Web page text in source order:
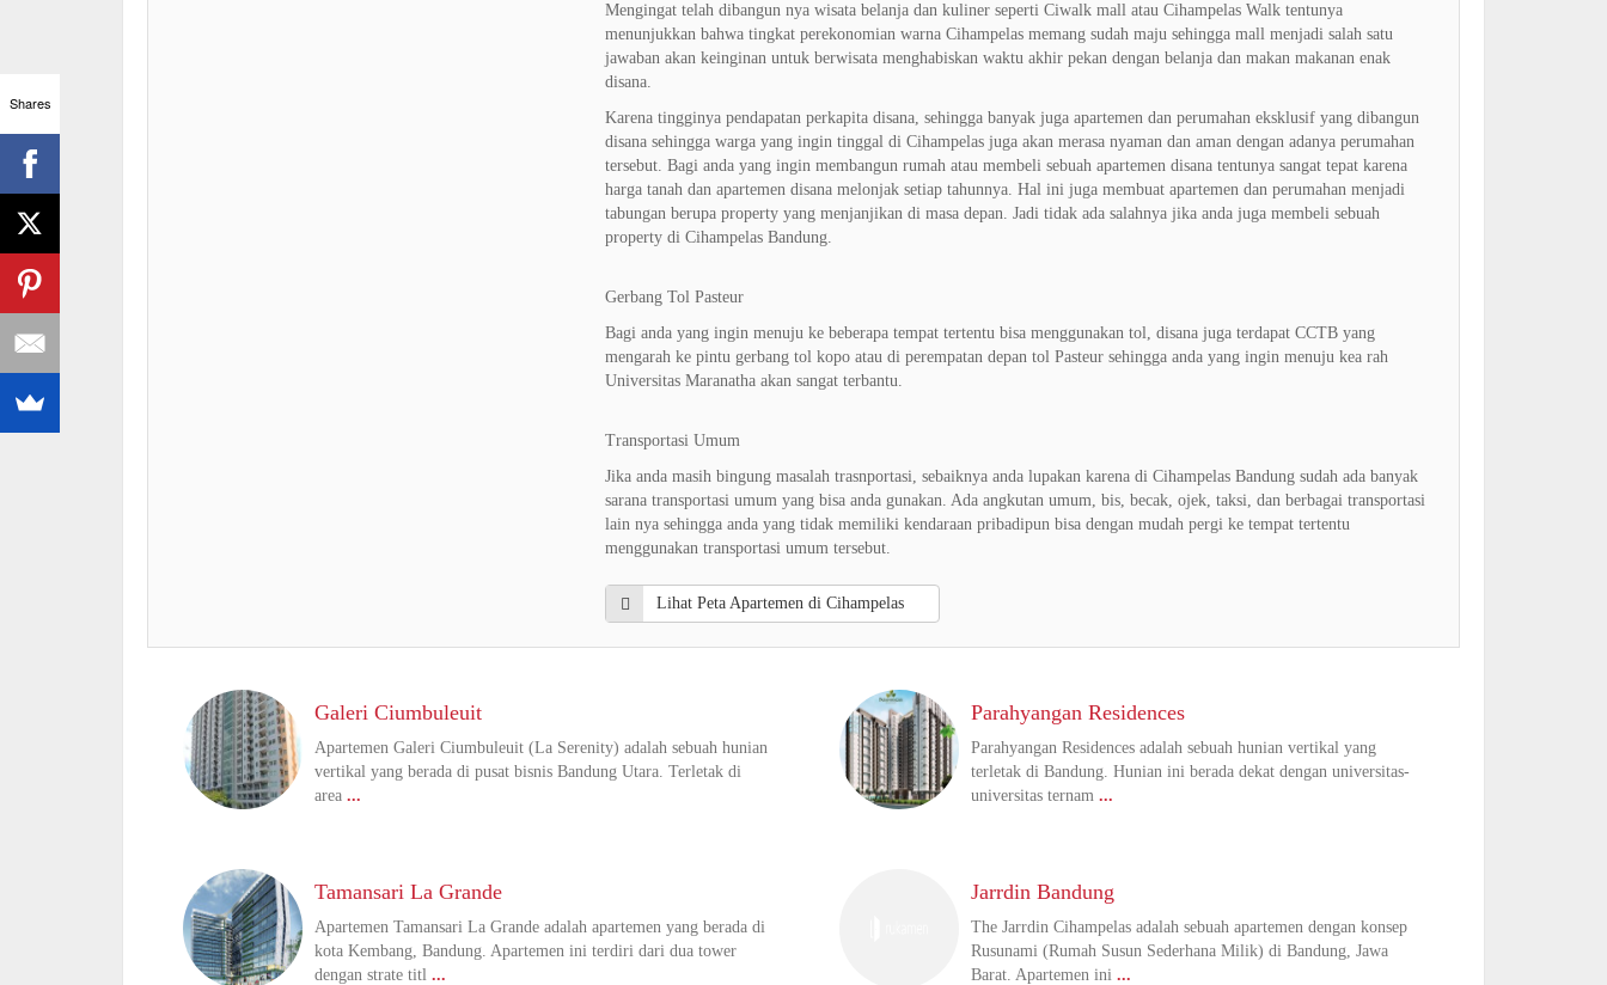
Mengingat telah dibangun nya wisata belanja dan kuliner seperti Ciwalk mall atau Cihampelas Walk tentunya
menunjukkan bahwa tingkat perekonomian warna Cihampelas memang sudah maju sehingga mall menjadi salah satu
jawaban akan keinginan untuk berwisata menghabiskan waktu akhir pekan dengan belanja dan makan makanan enak
disana.
Karena tingginya pendapatan perkapita disana, sehingga banyak juga apartemen dan perumahan eksklusif yang dibangun
disana sehingga warga yang ingin tinggal di Cihampelas juga akan merasa nyaman dan aman dengan adanya perumahan
tersebut. Bagi anda yang ingin membangun rumah atau membeli sebuah apartemen disana tentunya sangat tepat karena
harga tanah dan apartemen disana melonjak setiap tahunnya. Hal ini juga membuat apartemen dan perumahan menjadi
tabungan berupa property yang menjanjikan di masa depan. Jadi tidak ada salahnya jika anda juga membeli sebuah
property di Cihampelas Bandung.
Gerbang Tol Pasteur
Bagi anda yang ingin menuju ke beberapa tempat tertentu bisa menggunakan tol, disana juga terdapat CCTB yang
mengarah ke pintu gerbang tol kopo atau di perempatan depan tol Pasteur sehingga anda yang ingin menuju kea rah
Universitas Maranatha akan sangat terbantu.
Transportasi Umum
Jika anda masih bingung masalah trasnportasi, sebaiknya anda lupakan karena di Cihampelas Bandung sudah ada banyak
sarana transportasi umum yang bisa anda gunakan. Ada angkutan umum, bis, becak, ojek, taksi, dan berbagai transportasi
lain nya sehingga anda yang tidak memiliki kendaraan pribadipun bisa dengan mudah pergi ke tempat tertentu
menggunakan transportasi umum tersebut.
Lihat Peta Apartemen di Cihampelas
Galeri Ciumbuleuit
Apartemen Galeri Ciumbuleuit (La Serenity) adalah sebuah hunian
vertikal yang berada di pusat bisnis Bandung Utara. Terletak di
area ...
Parahyangan Residences
Parahyangan Residences adalah sebuah hunian vertikal yang
terletak di Bandung. Hunian ini berada dekat dengan universitas-
universitas ternam ...
Tamansari La Grande
Apartemen Tamansari La Grande adalah apartemen yang berada di
kota Kembang, Bandung. Apartemen ini terdiri dari dua tower
dengan strate titl ...
Jarrdin Bandung
The Jarrdin Cihampelas adalah sebuah apartemen dengan konsep
Rusunami (Rumah Susun Sederhana Milik) di Bandung, Jawa
Barat. Apartemen ini ...
Shares